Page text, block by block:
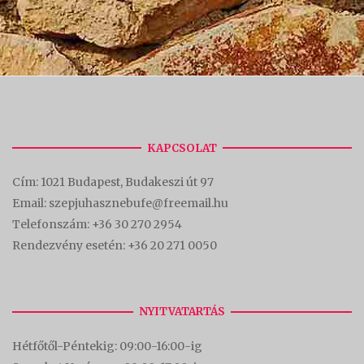
KAPCSOLAT
Cím: 1021 Budapest, Budakeszi út 97
Email: szepjuhasznebufe@freemail.hu
Telefonszám: +36 30 270 2954
Rendezvény esetén: +36 20 271 0050
NYITVATARTÁS
Hétfőtől-Péntekig: 09:00-16:00-ig